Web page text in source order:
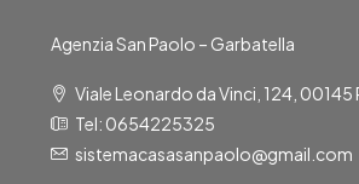
Agenzia San Paolo – Garbatella
Viale Leonardo da Vinci, 124, 00145
Tel: 0654225325
sistemacasasanpaolo@gmail.com